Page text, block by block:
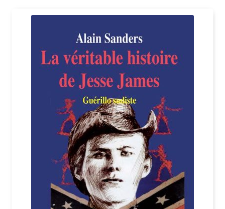
Listes d’Envies
Livres de Peter Randa
Livres de Philippe Randa
Login Customizer
Nous Contacter
Politique de confidentialité et cookies
Qui sommes-nous ?
Soutien à Philippe Randa
Suivi de la Commande